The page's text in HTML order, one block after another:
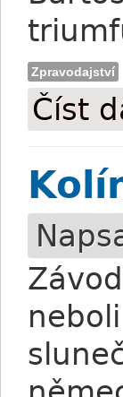
Zpravodajství
Číst